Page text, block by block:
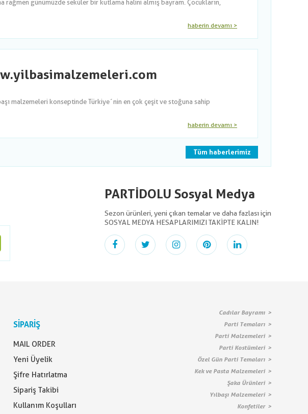
rağmen günümüzde seküler bir kutlama halini almış bayram. Çocukların,
haberin devamı >
malzemeleri konseptinde Türkiye´nin en çok çeşit ve stoğuna sahip
haberin devamı >
Tüm haberlerimiz
PARTİDOLU Sosyal Medya
Sezon ürünleri, yeni çıkan temalar ve daha fazlası için
SOSYAL MEDYA HESAPLARIMIZI TAKİPTE KALIN!
SİPARİŞ
MAIL ORDER
Yeni Üyelik
Şifre Hatırlatma
Sipariş Takibi
Kullanım Koşulları
Cadılar Bayramı
Parti Temaları
Parti Malzemeleri
Parti Kostümleri
Özel Gün Parti Temaları
Kek ve Pasta Malzemeleri
Şaka Ürünleri
Yılbaşı Malzemeleri
Konfetiler